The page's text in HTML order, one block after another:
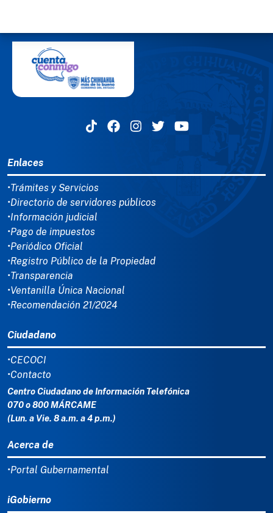
Enlaces
•Trámites y Servicios
•Directorio de servidores públicos
•Información judicial
•Pago de impuestos
•Periódico Oficial
•Registro Público de la Propiedad
•Transparencia
•Ventanilla Única Nacional
•Recomendación 21/2024
Ciudadano
•CECOCI
•Contacto
Centro Ciudadano de Información Telefónica
070 o 800 MÁRCAME
(Lun. a Vie. 8 a.m. a 4 p.m.)
Acerca de
•Portal Gubernamental
iGobierno